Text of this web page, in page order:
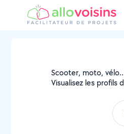
Scooter, moto,
Visualisez les profils